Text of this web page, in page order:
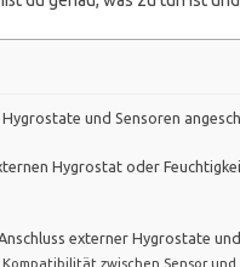
und Sensoren
Hygrostat oder
externer Hygrostate
zwischen Sensor